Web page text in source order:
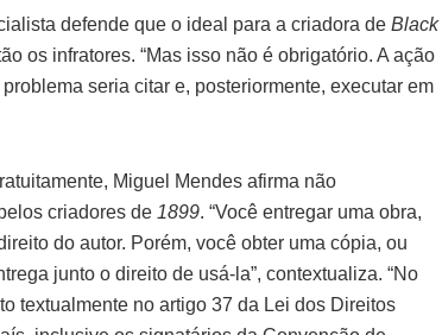
defende que o ideal para a criadora de Black
os infratores. “Mas isso não é obrigatório. A ação
seria citar e, posteriormente, executar em
Miguel Mendes afirma não
criadores de 1899. “Você entregar uma obra,
do autor. Porém, você obter uma cópia, ou
junto o direito de usá-la”, contextualiza. “No
textualmente no artigo 37 da Lei dos Direitos